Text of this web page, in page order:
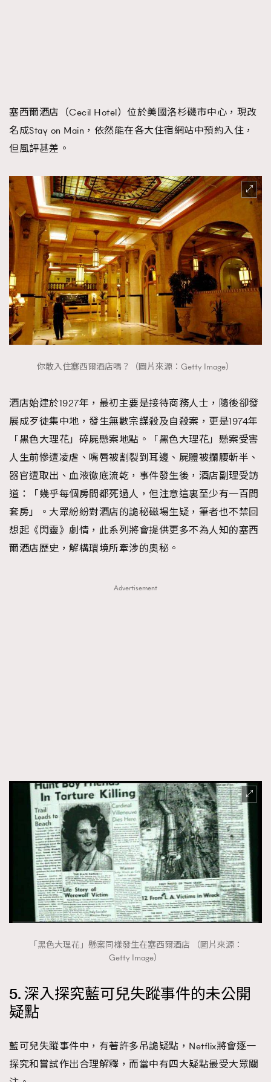
塞西爾酒店（Cecil Hotel）位於美國洛杉磯市中心，現改
名成Stay on Main，依然能在各大住宿網站中預約入住，
但風評甚差。
你敢入住塞西爾酒店嗎？（圖片來源：Getty Image）
酒店始建於1927年，最初主要是接待商務人士，隨後卻發
展成歹徒集中地，發生無數宗謀殺及自殺案，更是1974年
「黑色大理花」碎屍懸案地點。「黑色大理花」懸案受害
人生前慘遭凌虐、嘴唇被割裂到耳邊、屍體被攔腰斬半、
器官遭取出、血液徹底流乾，事件發生後，酒店副理受訪
道：「幾乎每個房間都死過人，但注意這裏至少有一百間
套房」。大眾紛紛對酒店的詭秘磁場生疑，筆者也不禁回
想起《閃靈》劇情，此系列將會提供更多不為人知的塞西
爾酒店歷史，解構環境所牽涉的奧秘。
Advertisement
「黑色大理花」懸案同樣發生在塞西爾酒店 （圖片來源：
Getty Image）
5. 深入探究藍可兒失蹤事件的未公開
疑點
藍可兒失蹤事件中，有著許多吊詭疑點，Netflix將會逐一
探究和嘗試作出合理解釋，而當中有四大疑點最受大眾關